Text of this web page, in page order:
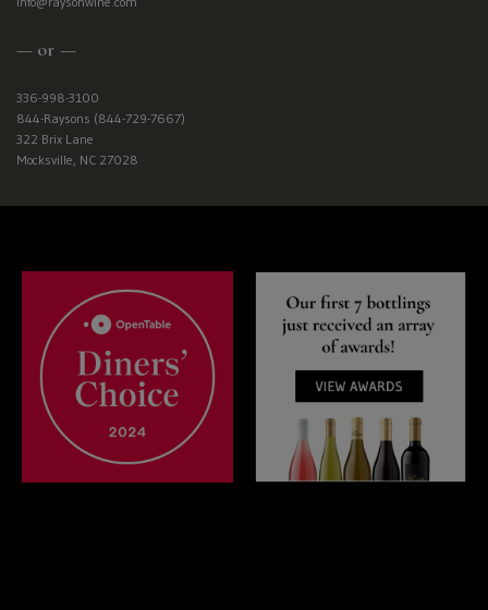
— or —
336-998-3100
844-Raysons (844-729-7667)
322 Brix Lane
Mocksville, NC 27028